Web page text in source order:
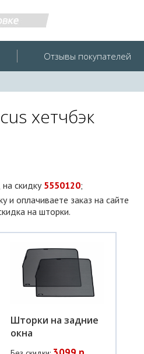
Отзывы покупателей
хетчбэк
скидку 5550120;
и оплачиваете заказ на сайте
на шторки.
Шторки на задние
окна